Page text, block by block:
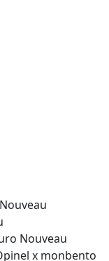
Nouveau
Nouveau
x monbento